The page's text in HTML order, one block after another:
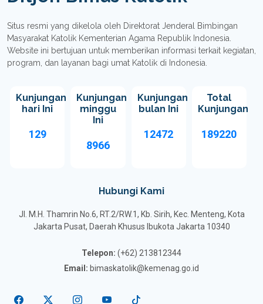
Situs resmi yang dikelola oleh Direktorat Jenderal Bimbingan
Masyarakat Katolik Kementerian Agama Republik Indonesia.
Website ini bertujuan untuk memberikan informasi terkait kegiatan,
program, dan layanan bagi umat Katolik di Indonesia.
Kunjungan
hari Ini
129
Kunjungan
minggu
Ini
8966
Kunjungan
bulan Ini
12472
Total
Kunjungan
189220
Hubungi Kami
Jl. M.H. Thamrin No.6, RT.2/RW.1, Kb. Sirih, Kec. Menteng, Kota
Jakarta Pusat, Daerah Khusus Ibukota Jakarta 10340
Telepon: (+62) 213812344
Email: bimaskatolik@kemenag.go.id